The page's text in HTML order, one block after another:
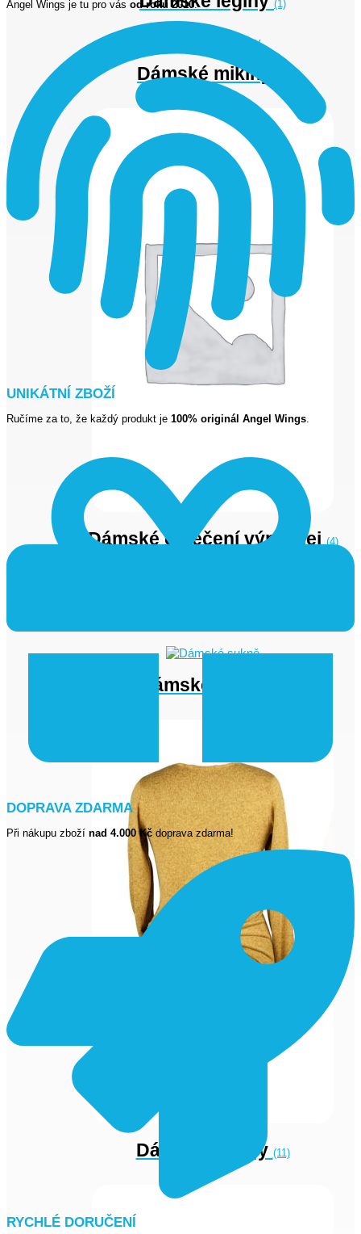
(1)
Dámské mikiny
Dámské oblečení výprodej(4)
Dámské sukně
Dámské svetry (11)
Angel Wings je tu pro vás od roku 2010.
UNIKÁTNÍ ZBOŽÍ
Ručíme za to, že každý produkt je 100% originál Angel Wings
DOPRAVA ZDARMA
Při nákupu zboží nad 4.000 Kč doprava zdarma!
RYCHLÉ DORUČENÍ